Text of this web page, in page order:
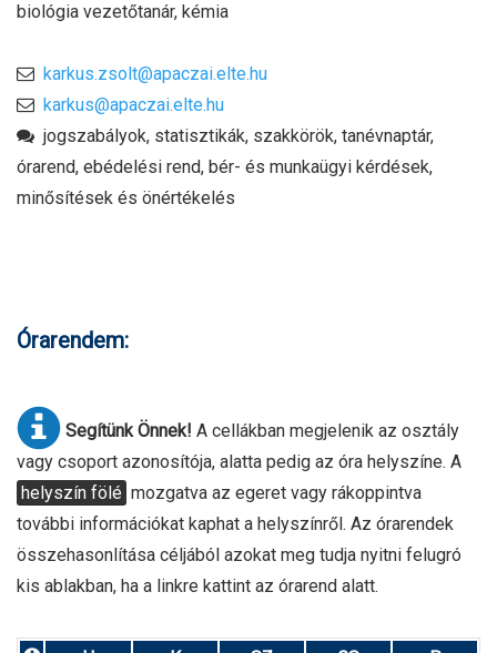
biológia vezetőtanár, kémia
karkus.zsolt@apaczai.elte.hu
karkus@apaczai.elte.hu
jogszabályok, statisztikák, szakkörök, tanévnaptár,
órarend, ebédelési rend, bér- és munkaügyi kérdések,
minősítések és önértékelés
Órarendem:
Segítünk Önnek! A cellákban megjelenik az osztály
vagy csoport azonosítója, alatta pedig az óra helyszíne. A
helyszín fölé mozgatva az egeret vagy rákoppintva
további információkat kaphat a helyszínről. Az órarendek
összehasonlítása céljából azokat meg tudja nyitni felugró
kis ablakban, ha a linkre kattint az órarend alatt.